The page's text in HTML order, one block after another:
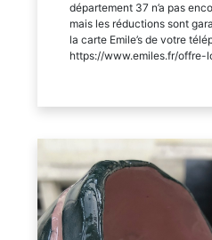
département 37 n’a pas
mais les réductions sont
la carte Emile’s de votre
https://www.emiles.fr/offre-